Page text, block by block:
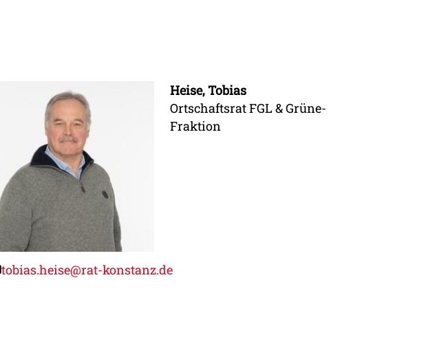
Heise, Tobias
Ortschaftsrat FGL & Grüne-
Fraktion
tobias.heise@rat-konstanz.de